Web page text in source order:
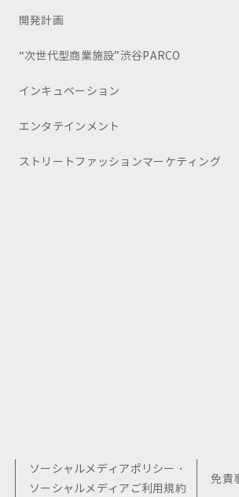
開発計画
“次世代型商業施設”渋谷PARCO
インキュベーション
エンタテインメント
ストリートファッションマーケティング
ソーシャルメディアポリシー・
ソーシャルメディアご利用規約
免責